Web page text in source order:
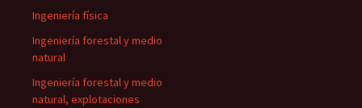
Ingeniería física
Ingeniería forestal y medio
natural
Ingeniería forestal y medio
natural, explotaciones